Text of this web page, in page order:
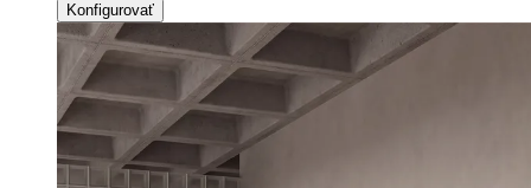
Konfigurovať